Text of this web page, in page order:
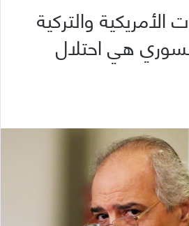
الأمريكية والتركية
هي احتلال